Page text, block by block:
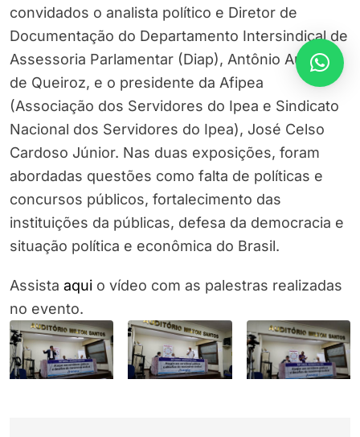
convidados o analista político e Diretor de
Documentação do Departamento Intersindical de
Assessoria Parlamentar (Diap), Antônio Augusto
de Queiroz, e o presidente da Afipea
(Associação dos Servidores do Ipea e Sindicato
Nacional dos Servidores do Ipea), José Celso
Cardoso Júnior. Nas duas exposições, foram
abordadas questões como falta de políticas e
concursos públicos, fortalecimento das
instituições da públicas, defesa da democracia e
situação política e econômica do Brasil.
Assista aqui o vídeo com as palestras realizadas
no evento.